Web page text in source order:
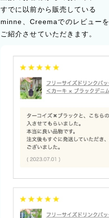
すでに以前から販売している
minne、Creemaでのレビューを
ご紹介させていただきます。